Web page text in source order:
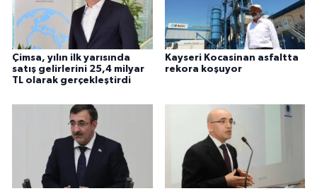
Çimsa, yılın ilk yarısında
satış gelirlerini 25,4 milyar
TL olarak gerçekleştirdi
Kayseri Kocasinan asfaltta
rekora koşuyor